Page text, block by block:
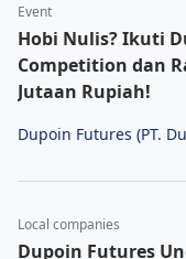
Event
Hobi Nulis? Ikuti
Competition dan
Jutaan Rupiah!
Dupoin Futures (PT.
Local companies
Dupoin Futures